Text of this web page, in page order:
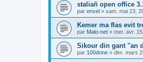
staliañ open office
par envel » sam. mai 23,
Kemer ma flas evit
par Malo-net » mer. avr.
Sikour din gant "an
par 100drine » dim. mars